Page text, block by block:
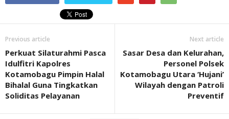
Previous article
Perkuat Silaturahmi Pasca
Idulfitri Kapolres
Kotamobagu Pimpin Halal
Bihalal Guna Tingkatkan
Soliditas Pelayanan
Next article
Sasar Desa dan Kelurahan,
Personel Polsek
Kotamobagu Utara ‘Hujani’
Wilayah dengan Patroli
Preventif